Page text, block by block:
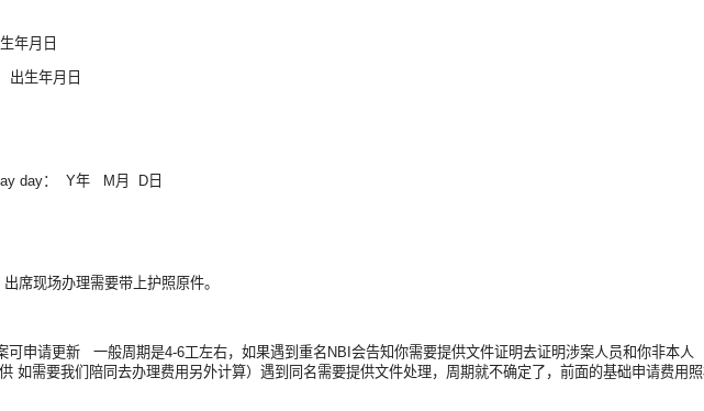
月日
年月日
day： Y年 M月 D日
席现场办理需要带上护照原件。
申请更新 一般周期是4-6工左右，如果遇到重名NBI会告知你需要提供文件证明去证明涉案人员和你非本人
如需要我们陪同去办理费用另外计算）遇到同名需要提供文件处理，周期就不确定了，前面的基础申请费用